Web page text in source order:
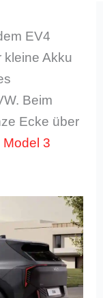
EV4
kleine Akku
Beim
Ecke über
Model 3